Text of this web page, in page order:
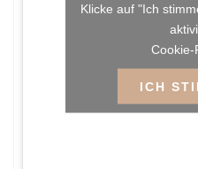
Klicke auf "Ich
Cookie-
ICH